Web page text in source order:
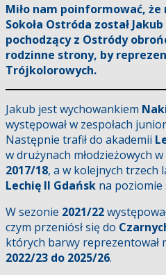
Miło nam poinformować,
Sokoła Ostróda został
pochodzący z Ostródy
rodzinne strony, by
Trójkolorowych.
Jakub jest wychowankiem
występował w zespołach
Następnie trafił do akademii
w drużynach młodzieżowych
2017/18, a w kolejnych trzech
Lechię II Gdańsk na
W sezonie 2021/22
czym przeniósł się do
których barwy reprezentował
2022/23 do 2025/26.